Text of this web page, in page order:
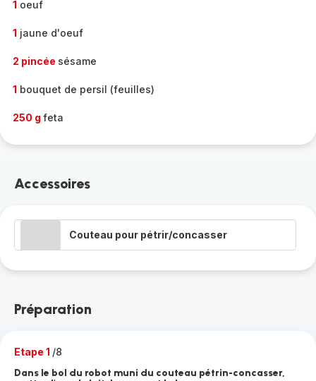
1 oeuf
1 jaune d'oeuf
2 pincée sésame
1 bouquet de persil (feuilles)
250 g feta
Accessoires
Couteau pour pétrir/concasser
Préparation
Etape 1 /8
Dans le bol du robot muni du couteau pétrin-concasser,